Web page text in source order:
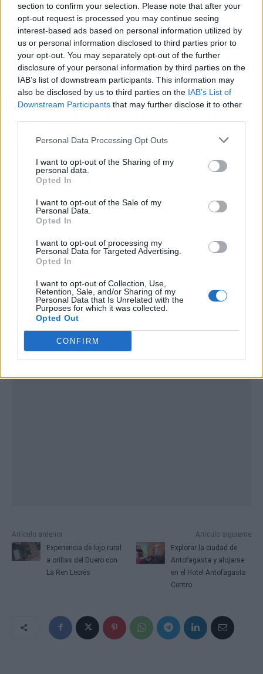
section to confirm your selection. Please note that after your
opt-out request is processed you may continue seeing
interest-based ads based on personal information utilized by
us or personal information disclosed to third parties prior to
your opt-out. You may separately opt-out of the further
disclosure of your personal information by third parties on the
IAB’s list of downstream participants. This information may
also be disclosed by us to third parties on the IAB’s List of
Downstream Participants that may further disclose it to other
Personal Data Processing Opt Outs
I want to opt-out of the Sharing of my
personal data.
Opted In
I want to opt-out of the Sale of my
Personal Data.
Opted In
I want to opt-out of processing my
Personal Data for Targeted Advertising.
Opted In
I want to opt-out of Collection, Use,
Retention, Sale, and/or Sharing of my
Personal Data that Is Unrelated with the
Purposes for which it was collected.
Opted Out
CONFIRM
Para los que son más pacientes y pueden
esperar hasta el mes de octubre, un regalo que
seguro triunfará es una travesía ‘al límite’ por el
Ártico.Oceanosophia brinda al viajero historias
de heroísmo, superación y coraje que llevaron a
cabo aquellos hombres en la llamada Edad
Publicidad
Artículo anterior
Experiencia de lujo rural
a orillas del Duero con
La Ren Lecrés
Artículo siguiente
Explorar la ciudad de
Antofagasta y alojarse
en el Hotel Antofagasta
Centro